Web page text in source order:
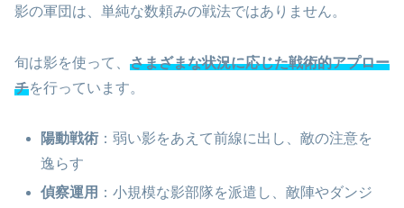
影の軍団は、単純な数頼みの戦法ではありません。
旬は影を使って、 さまざまな状況に応じた戦術的アプロー
チを行っています。
陽動戦術 ：弱い影をあえて前線に出し、敵の注意を
逸らす
偵察運用 ：小規模な影部隊を派遣し、敵陣やダンジ